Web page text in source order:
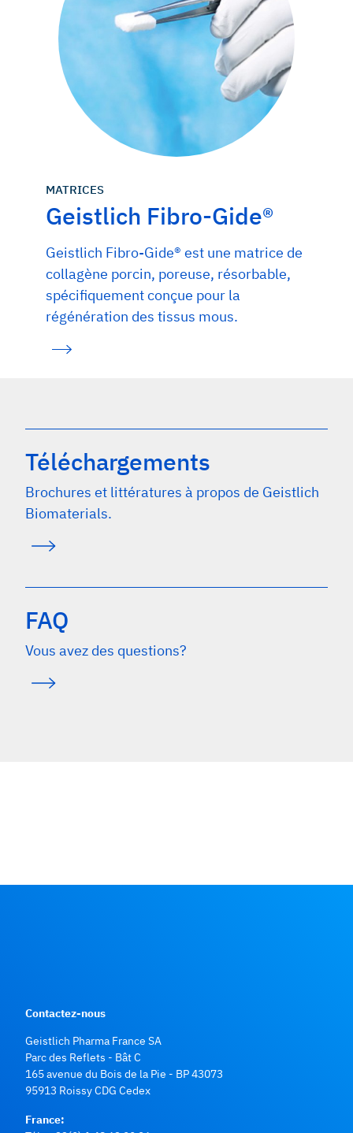
MATRICES
Geistlich Fibro-Gide®
Geistlich Fibro-Gide® est une matrice de
collagène porcin, poreuse, résorbable,
spécifiquement conçue pour la
régénération des tissus mous.
Téléchargements
Brochures et littératures à propos de Geistlich
Biomaterials.
FAQ
Vous avez des questions?
Contactez-nous
Geistlich Pharma France SA
Parc des Reflets - Bât C
165 avenue du Bois de la Pie - BP 43073
95913 Roissy CDG Cedex
France: